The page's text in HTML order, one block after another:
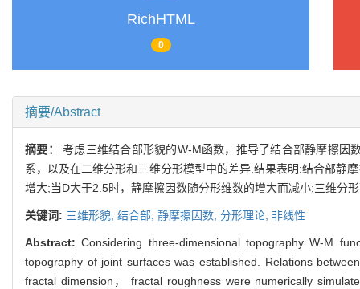
RichHTML
0
摘要/Abstract
摘要： 考虑三维结合部形貌的W-M函数，推导了结合部静摩擦因
系，以及在二维分形和三维分形模型中的差异.结果表明:结合部静
增大;当D大于2.5时，静摩擦因数随分形维数的增大而减小;三维分
关键词: 三维形貌, 结合部, 静摩擦因数, 分形理论, 非线性
Abstract:Considering three-dimensional topography W-M
topography of joint surfaces was established. Relations
fractal dimension， fractal roughness were numerically